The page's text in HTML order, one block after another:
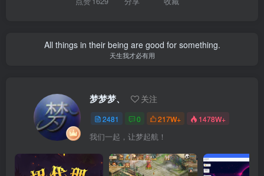
All things in their being are good for something.
天生我才必有用
梦梦梦、 关注
2481 0 217W+ 1478W+
我们一起，让梦起航！